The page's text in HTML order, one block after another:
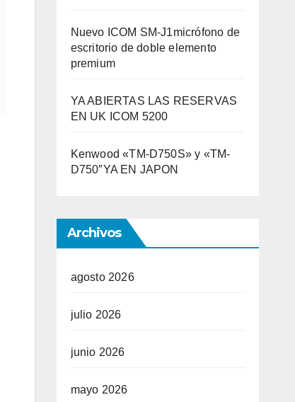
Nuevo ICOM SM-J1micrófono de
escritorio de doble elemento
premium
YA ABIERTAS LAS RESERVAS
EN UK ICOM 5200
Kenwood «TM-D750S» y «TM-
D750″YA EN JAPON
Archivos
agosto 2026
julio 2026
junio 2026
mayo 2026